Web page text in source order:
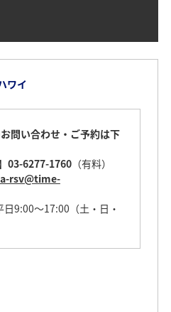
ワイ
問い合わせ・ご予約は下
03-6277-1760（有料）
rsv@time-
9:00～17:00（土・日・